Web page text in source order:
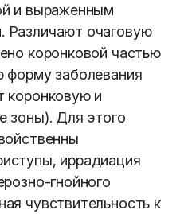
и выраженным
очаговую
коронковой частью
форму заболевания
коронковую и
зоны). Для этого
иррадиация
гнойного
чувствительность к